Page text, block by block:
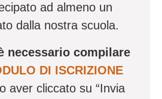
ad almeno un
dalla nostra scuola.
necessario compilare
DI ISCRIZIONE
aver cliccato su “Invia